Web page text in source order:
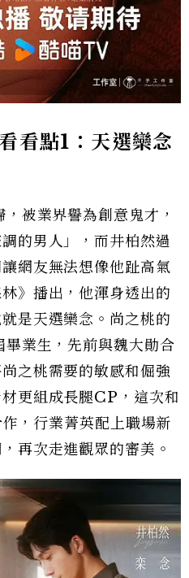
看點1：天選欒念
被業界譽為創意鬼才，
的男人」，而井柏然過
網友無法想像他趾高氣
》播出，他渾身透出的
是天選欒念。尚之桃的
業生，先前與魏大勛合
之桃需要的敏感和倔強
更組成長腿CP，這次和
，行業菁英配上職場新
再次走進觀眾的審美。